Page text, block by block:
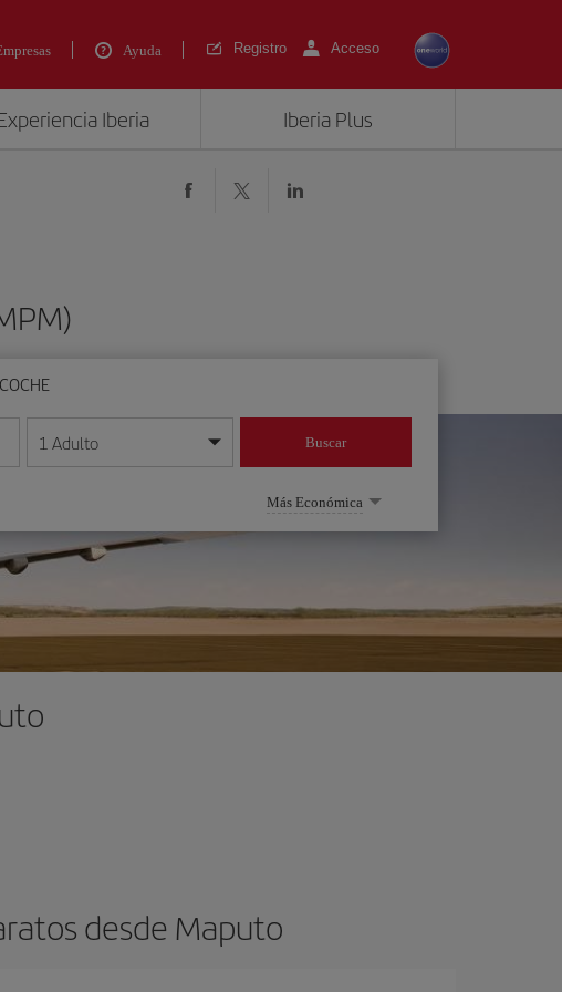
Ayuda Registro Acceso
Iberia Iberia Plus
COCHE
formato día/mes/año
1 Adulto Buscar
Más Económica
desde Maputo